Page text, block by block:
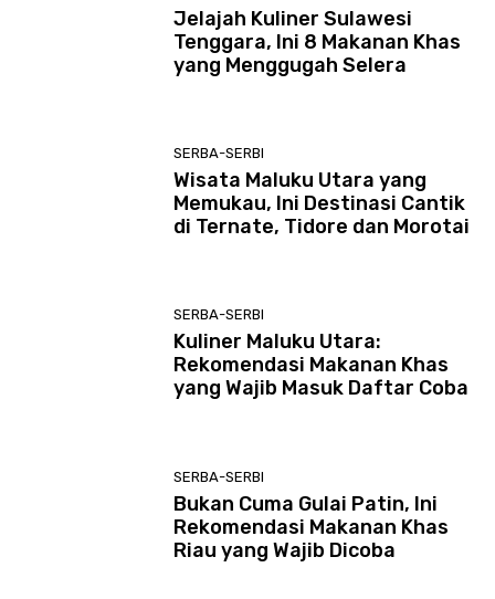
Jelajah Kuliner Sulawesi
Tenggara, Ini 8 Makanan Khas
yang Menggugah Selera
SERBA-SERBI
Wisata Maluku Utara yang
Memukau, Ini Destinasi Cantik
di Ternate, Tidore dan Morotai
SERBA-SERBI
Kuliner Maluku Utara:
Rekomendasi Makanan Khas
yang Wajib Masuk Daftar Coba
SERBA-SERBI
Bukan Cuma Gulai Patin, Ini
Rekomendasi Makanan Khas
Riau yang Wajib Dicoba